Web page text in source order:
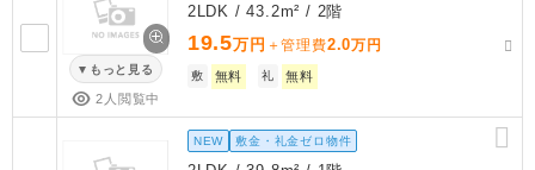
もっと見る
2人閲覧中
2LDK / 43.2m² / 2階
19.5万円 ＋管理費2.0万円
敷 無料 礼 無料
NEW 敷金・礼金ゼロ物件